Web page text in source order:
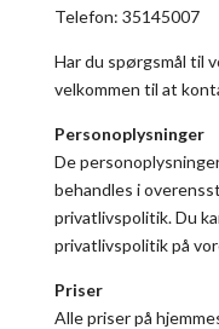
Telefon: 35145007
Har du spørgsmål til
velkommen til at
Personoplysninger
De
behandles i
privatlivspolitik. Du
privatlivspolitik på
Priser
Alle priser på